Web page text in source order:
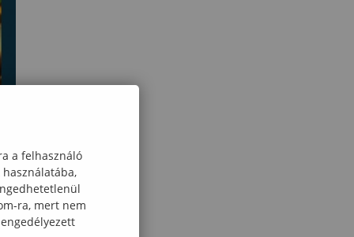
a felhasználó
ra, mert nem